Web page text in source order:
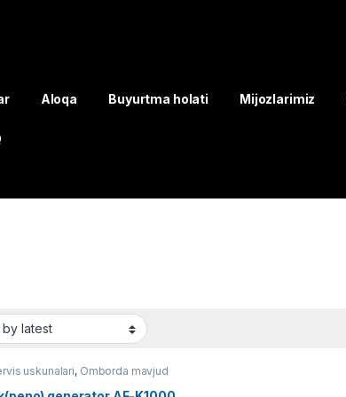
Aloqa Buyurtma holati Mijozlarimiz
uskunalari, Omborda mavjud